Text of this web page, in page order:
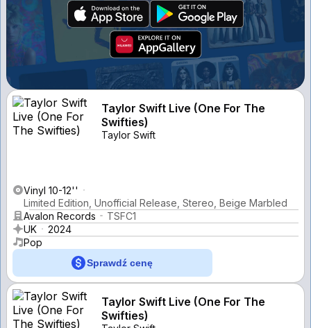
Taylor Swift Live (One For The
Swifties)
Taylor Swift
Vinyl 10-12''
Limited Edition, Unofficial Release, Stereo, Beige Marbled
Avalon Records
TSFC1
UK
2024
Pop
Sprawdź cenę
Taylor Swift Live (One For The
Swifties)